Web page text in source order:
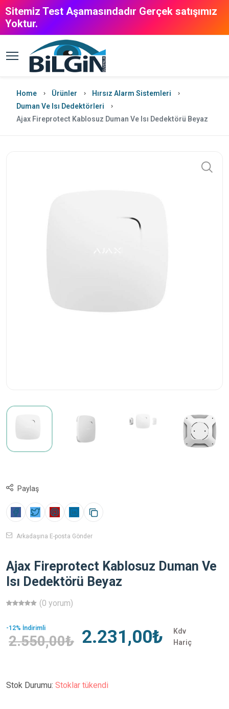
Sitemiz Test Aşamasındadır Gerçek satışımız
Yoktur.
Home Ürünler
Hırsız Alarm Sistemleri
Duman Ve Isı Dedektörleri
Ajax Fireprotect Kablosuz Duman Ve Isı Dedektörü Beyaz
Paylaş
Arkadaşına E-posta Gönder
Ajax Fireprotect Kablosuz Duman Ve
Isı Dedektörü Beyaz
(0 yorum)
-12% İndirimli
2.550,00₺ 2.231,00₺
Kdv
Hariç
Stok Durumu: Stoklar tükendi